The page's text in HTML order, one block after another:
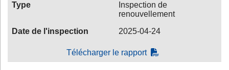
Type
Inspection de
renouvellement
Date de l'inspection
2025-04-24
Télécharger le rapport